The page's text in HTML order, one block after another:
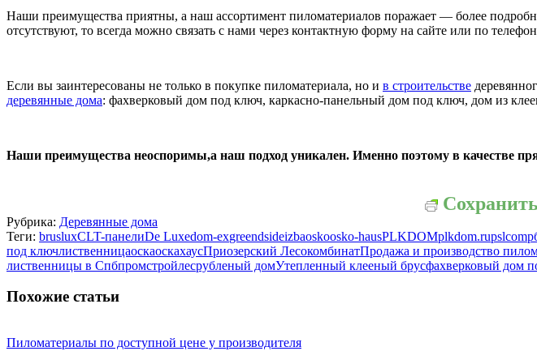
Наши преимущества приятны, а наш ассортимент пиломатериалов поражает — более
отсутствуют, то всегда можно связать с нами через контактную форму на сайте или по
Если вы заинтересованы не только в покупке пиломатериала, но и в строительстве
деревянные дома: фахверковый дом под ключ, каркасно-панельный дом под ключ, дом из
Наши преимущества неоспоримы,а наш подход уникален. Именно поэтому в качестве
Рубрика: Деревянные дома
Теги: brusluxCLT-панелиDe Luxedom-exgreendsideizbaoskoosko-hausPLKDOMplkdom.rupslcomp
под ключлиственницаоскаоскахаусПриозерский ЛесокомбинатПродажа и производство
лиственницы в Спбпромстройлесрубленый домУтепленный клееный брусфахверковый дом
Похожие статьи
Пиломатериалы по доступной цене у производителя